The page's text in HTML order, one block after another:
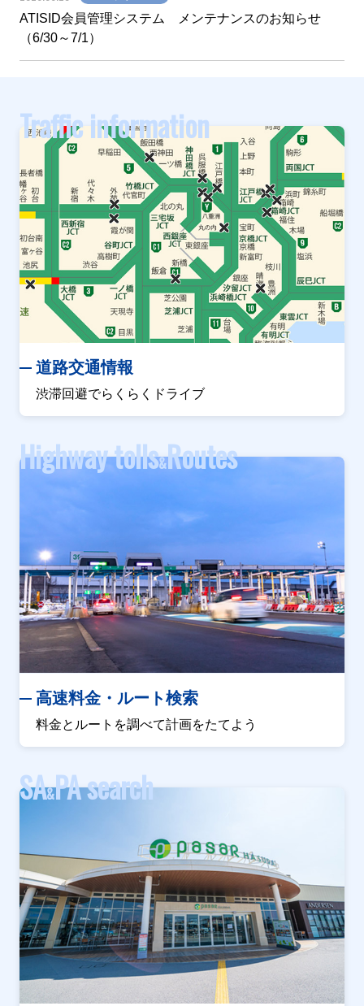
ATISID会員管理システム メンテナンスのお知らせ
（6/30～7/1）
Traffic information
道路交通情報
渋滞回避でらくらくドライブ
Highway tolls&Routes
高速料金・ルート検索
料金とルートを調べて計画をたてよう
SA&PA search